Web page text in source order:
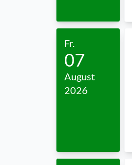
Fr.
07
August
2026